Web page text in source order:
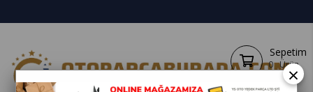
Sepetim
0 Ürün
×